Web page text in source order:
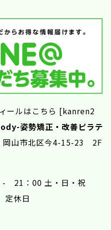
ルはこちら [kanren2
姿勢矯正・改善ピラテ
岡山市北区今4-15-23 2F
- 21：00 土・日・祝
休日